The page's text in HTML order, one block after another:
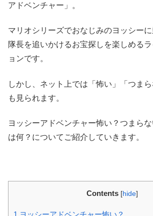
アドベンチャー」。
マリオシリーズでおなじみのヨッシー
隊長を追いかけるお宝探しを楽しめる
ョンです。
しかし、ネット上では「怖い」「つま
も見られます。
ヨッシーアドベンチャー怖い？つまら
は何？についてご紹介していきます。
Contents [hide]
1 ヨッシーアドベンチャー怖い？